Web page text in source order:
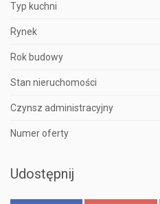
Typ kuchni
Rynek
Rok budowy
Stan nieruchomości
Czynsz administracyjny
Numer oferty
Udostępnij